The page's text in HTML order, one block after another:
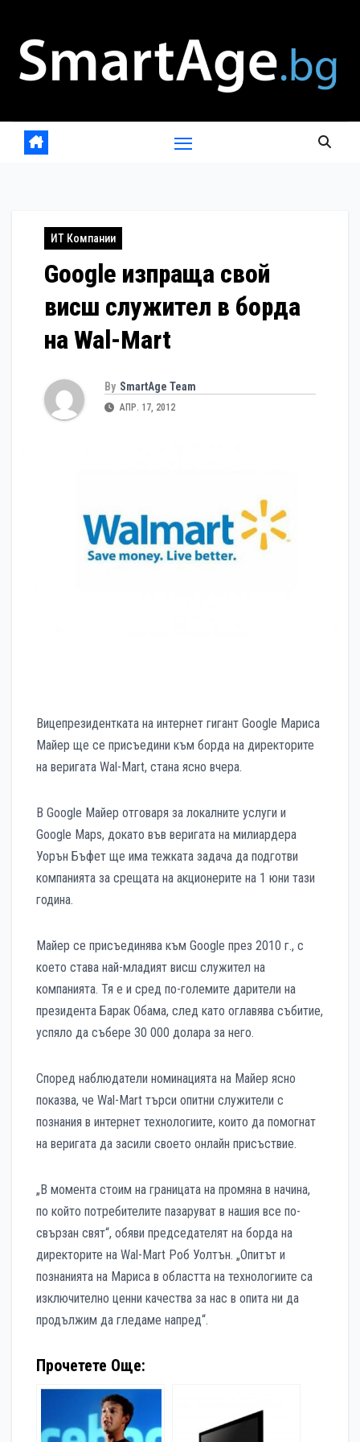
content
ИТ Компании
Google изпраща свой
висш служител в борда
на Wal-Mart
By SmartAge Team
АПР. 17, 2012
Вицепрезидентката на интернет гигант Google Мариса
Майер ще се присъедини към борда на директорите
на веригата Wal-Mаrt, стана ясно вчера.
В Google Майер отговаря за локалните услуги и
Google Maps, докато във веригата на милиардера
Уорън Бъфет ще има тежката задача да подготви
компанията за срещата на акционерите на 1 юни тази
година.
Майер се присъединява към Google през 2010 г., с
което става най-младият висш служител на
компанията. Тя е и сред по-големите дарители на
президента Барак Обама, след като оглавява събитие,
успяло да събере 30 000 долара за него.
Според наблюдатели номинацията на Майер ясно
показва, че Wal-Mart търси опитни служители с
познания в интернет технологиите, които да помогнат
на веригата да засили своето онлайн присъствие.
„В момента стоим на границата на промяна в начина,
по който потребителите пазаруват в нашия все по-
свързан свят“, обяви председателят на борда на
директорите на Wal-Mart Роб Уолтън. „Опитът и
познанията на Мариса в областта на технологиите са
изключително ценни качества за нас в опита ни да
продължим да гледаме напред“.
Прочетете Още: